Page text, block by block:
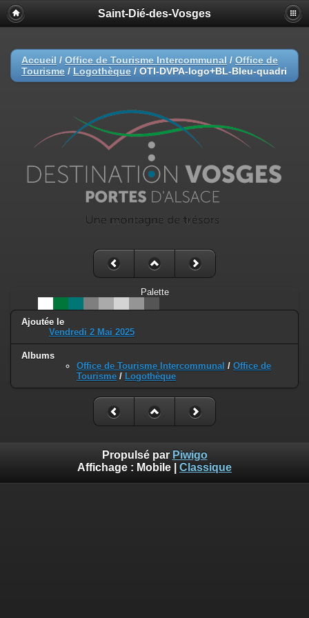
Saint-Dié-des-Vosges
Accueil / Office de Tourisme Intercommunal / Office de
Tourisme / Logothèque / OTI-DVPA-logo+BL-Bleu-quadri
Palette
Ajoutée le
Vendredi 2 Mai 2025
Albums
Office de Tourisme Intercommunal / Office de
Tourisme / Logothèque
Propulsé par Piwigo
Affichage : Mobile Classique